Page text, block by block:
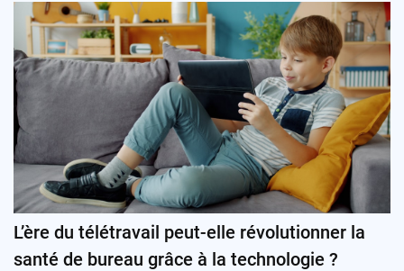
L’ère du télétravail peut-elle révolutionner la
santé de bureau grâce à la technologie ?